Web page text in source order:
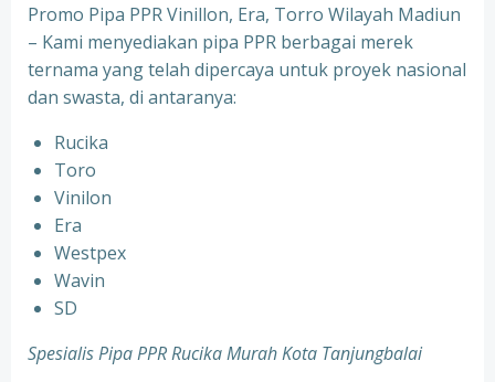
Promo Pipa PPR Vinillon, Era, Torro Wilayah Madiun
– Kami menyediakan pipa PPR berbagai merek
ternama yang telah dipercaya untuk proyek nasional
dan swasta, di antaranya:
Rucika
⁠Toro
⁠Vinilon
⁠Era
⁠Westpex
⁠Wavin
⁠SD
Spesialis Pipa PPR Rucika Murah Kota Tanjungbalai